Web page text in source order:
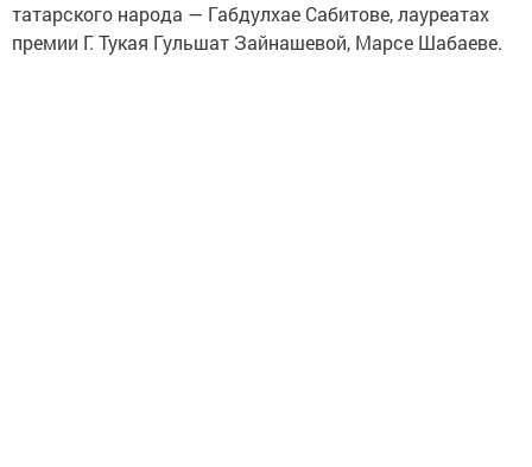
татарского народа — Габдулхае Сабитове, лауреатах
премии Г. Тукая Гульшат Зайнашевой, Марсе Шабаеве.